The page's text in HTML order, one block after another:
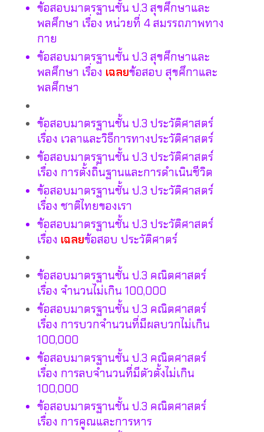
ข้อสอบมาตรฐานชั้น ป.3 สุขศึกษาและ
พลศึกษา เรื่อง หน่วยที่ 4 สมรรถภาพทาง
กาย
ข้อสอบมาตรฐานชั้น ป.3 สุขศึกษาและ
พลศึกษา เรื่อง เฉลยข้อสอบ สุขศึกาและ
พลศึกษา
ข้อสอบมาตรฐานชั้น ป.3 ประวัติศาสตร์
เรื่อง เวลาและวิธีการทางประวัติศาสตร์
ข้อสอบมาตรฐานชั้น ป.3 ประวัติศาสตร์
เรื่อง การตั้งถิ่นฐานและการดำเนินชีวิต
ข้อสอบมาตรฐานชั้น ป.3 ประวัติศาสตร์
เรื่อง ชาติไทยของเรา
ข้อสอบมาตรฐานชั้น ป.3 ประวัติศาสตร์
เรื่อง เฉลยข้อสอบ ประวัติศาตร์
ข้อสอบมาตรฐานชั้น ป.3 คณิตศาสตร์
เรื่อง จำนวนไม่เกิน 100,000
ข้อสอบมาตรฐานชั้น ป.3 คณิตศาสตร์
เรื่อง การบวกจำนวนที่มีผลบวกไม่เกิน
100,000
ข้อสอบมาตรฐานชั้น ป.3 คณิตศาสตร์
เรื่อง การลบจำนวนที่มีตัวตั้งไม่เกิน
100,000
ข้อสอบมาตรฐานชั้น ป.3 คณิตศาสตร์
เรื่อง การคูณและการหาร